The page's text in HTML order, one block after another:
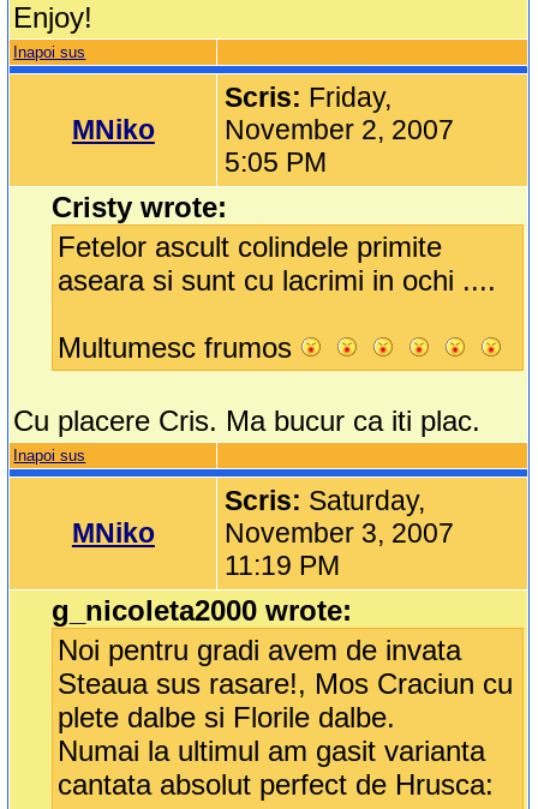
Enjoy!
Inapoi sus
MNiko
Scris: Friday,
November 2, 2007
5:05 PM
Cristy wrote:
Fetelor ascult colindele primite
aseara si sunt cu lacrimi in ochi ....
Multumesc frumos
Cu placere Cris. Ma bucur ca iti plac.
Inapoi sus
MNiko
Scris: Saturday,
November 3, 2007
11:19 PM
g_nicoleta2000 wrote:
Noi pentru gradi avem de invata
Steaua sus rasare!, Mos Craciun cu
plete dalbe si Florile dalbe.
Numai la ultimul am gasit varianta
cantata absolut perfect de Hrusca: